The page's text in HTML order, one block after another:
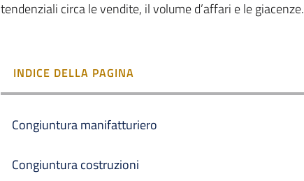
tendenziali circa le vendite, il volume d’affari e le giacenze.
INDICE DELLA PAGINA
Congiuntura manifatturiero
Congiuntura costruzioni